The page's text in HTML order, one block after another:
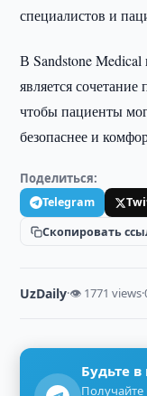
специалистов и
В Sandstone
является
чтобы пациенты
безопаснее и
Поделиться:
Telegram
Скопировать
UzDaily·👁 1771 views·
Будьте
Получайте